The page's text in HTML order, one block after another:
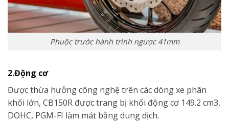
Phuộc trước hành trình ngược 41mm
2.Động cơ
Được thừa hưởng công nghệ trên các dòng xe phân
khối lớn, CB150R được trang bị khối động cơ 149.2 cm3,
DOHC, PGM-FI làm mát bằng dung dịch.